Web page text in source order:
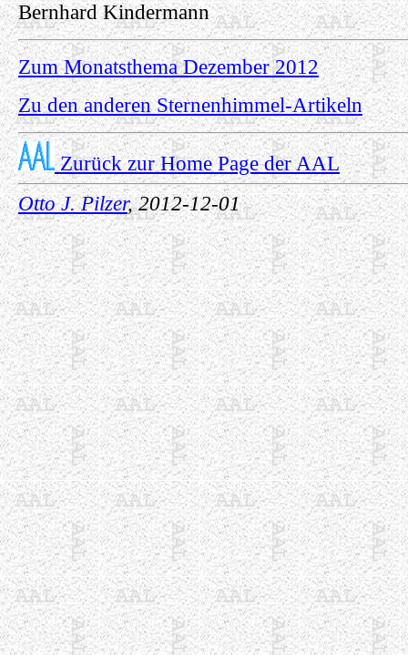
Bernhard Kindermann
Zum Monatsthema Dezember 2012
Zu den anderen Sternenhimmel-Artikeln
Zurück zur Home Page der AAL
Otto J. Pilzer, 2012-12-01